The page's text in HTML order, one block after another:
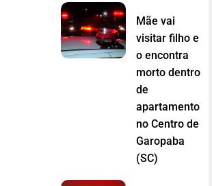
Mãe vai
visitar filho e
o encontra
morto dentro
de
apartamento
no Centro de
Garopaba
(SC)